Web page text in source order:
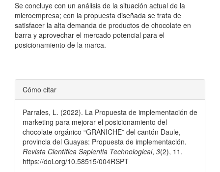
Se concluye con un análisis de la situación actual de la
microempresa; con la propuesta diseñada se trata de
satisfacer la alta demanda de productos de chocolate en
barra y aprovechar el mercado potencial para el
posicionamiento de la marca.
Detalles
del
artículo
Cómo citar
Parrales, L. (2022). La Propuesta de implementación de
marketing para mejorar el posicionamiento del
chocolate orgánico “GRANICHE” del cantón Daule,
provincia del Guayas: Propuesta de implementación.
Revista Científica Sapientia Technological, 3(2), 11.
https://doi.org/10.58515/004RSPT